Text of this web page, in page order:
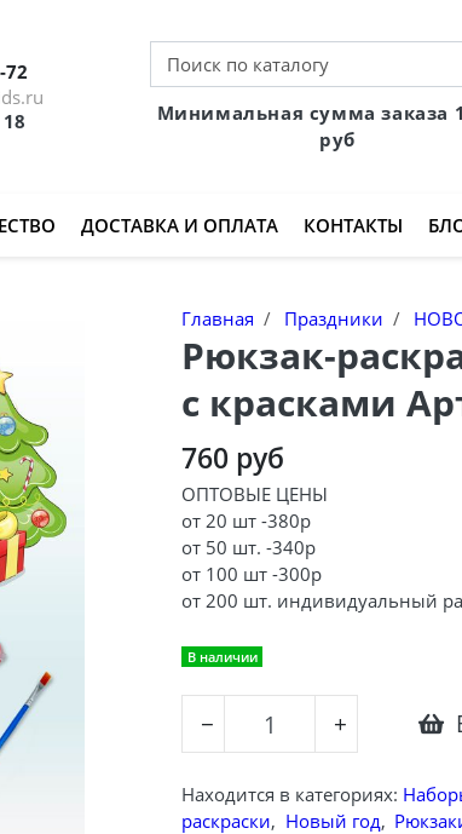
72
Минимальная сумма заказа
руб
ДОСТАВКА И ОПЛАТА КОНТАКТЫ
Главная Праздники
Рюкзак-
с красками
760 руб
ОПТОВЫЕ ЦЕНЫ
от 20 шт -380р
от 50 шт. -340р
от 100 шт -300р
от 200 шт. индивидуальный
В наличии
− +
Находится в категориях:
раскраски, Новый год,